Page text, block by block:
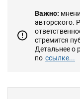
Важно:
авторского.
стремится
Детальнее о
по ссылке...